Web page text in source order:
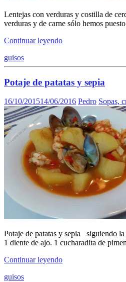
Lentejas con verduras y costilla de
verduras y de carne sólo hemos
Continuar leyendo
guisos
Potaje de patatas y sepia
16/10/201514/06/2016 Pedro Sopas,
Potaje de patatas y sepia siguiendo
1 diente de ajo. 1 cucharadita de
Continuar leyendo
guisos